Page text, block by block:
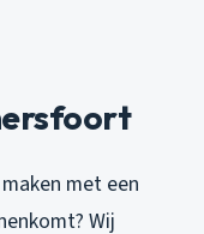
met een
Wij